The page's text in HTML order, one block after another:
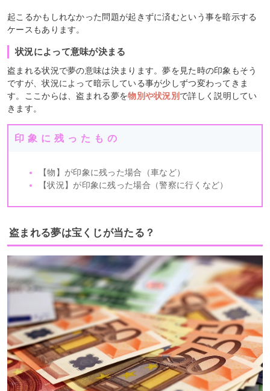
起こるかもしれなかった問題が起きずに済むという事を暗示する
ケースもあります。
状況によって意味が決まる
盗まれる状況で夢の意味は決まります。夢を見た時の印象もそう
ですが、状況によって暗示している事が少しずつ変わってきま
す。ここからは、盗まれる夢を物別や状況別 で詳しく説明してい
きます。
印象に残ったもの
【物】が印象に残った場合（車など）
【状況】が印象に残った場合（警察に行くなど）
盗まれる夢は宝くじが当たる？